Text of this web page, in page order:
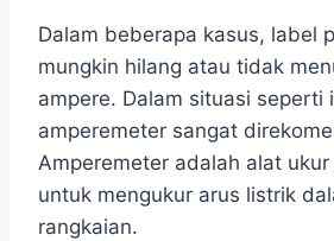
Dalam beberapa kasus, label
mungkin hilang atau tidak
ampere. Dalam situasi seperti
amperemeter sangat
Amperemeter adalah alat
untuk mengukur arus listrik
rangkaian.